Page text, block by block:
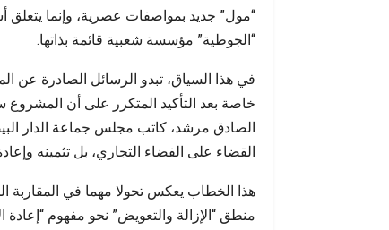
“مول” جديد بمواصفات عصرية، وإنما يتعلق
“الجوطية” مؤسسة شعبية قائمة بذاتها.
في هذا السياق، تبدو الرسائل الصادرة عن
خاصة بعد التأكيد المتكرر على أن المشروع
الصادق مرشد، كاتب مجلس جماعة الدار
القضاء على الفضاء التجاري، بل تثمينه
هذا الخطاب يعكس تحولا مهما في المقاربة
منطق “الإزالة والتعويض” نحو مفهوم